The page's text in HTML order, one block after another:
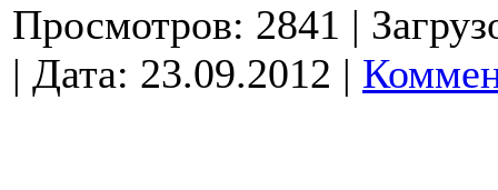
Просмотров: 2841 |
| Дата: 23.09.2012 |